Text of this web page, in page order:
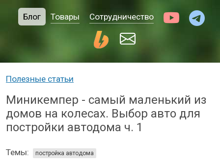
Блог Товары Сотрудничество
Полезные статьи
Миникемпер - самый маленький из
домов на колесах. Выбор авто для
постройки автодома ч. 1
Темы: постройка автодома